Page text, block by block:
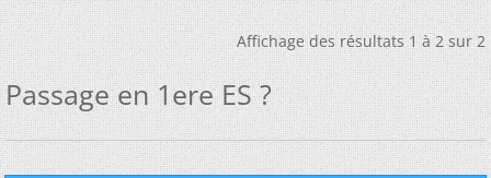
Affichage des résultats 1 à 2 sur 2
Passage en 1ere ES ?